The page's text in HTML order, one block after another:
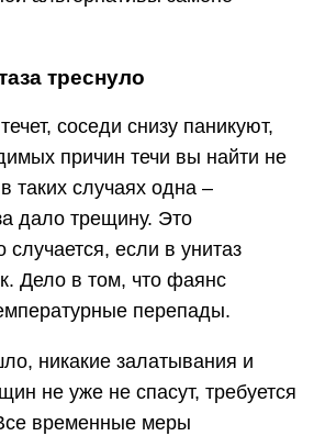
треснуло
соседи снизу паникуют,
причин течи вы найти не
таких случаях одна –
дало трещину. Это
если в унитаз
Дело в том, что фаянс
перепады.
никакие залатывания и
не уже не спасут, требуется
временные меры